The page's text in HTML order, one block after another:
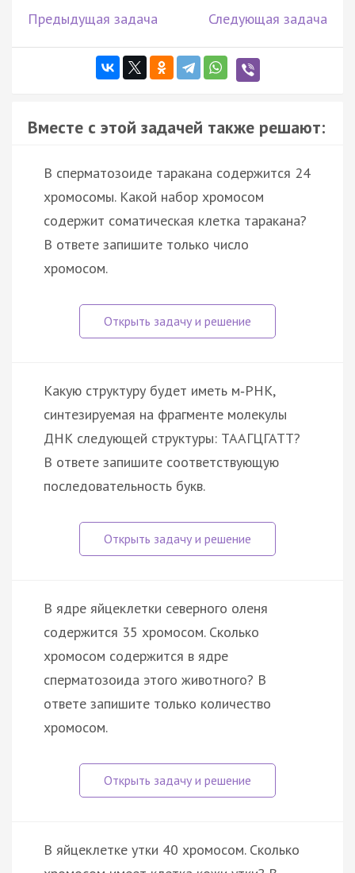
Предыдущая задача Следующая задача
Вместе с этой задачей также решают:
В сперматозоиде таракана содержится 24
хромосомы. Какой набор хромосом
содержит соматическая клетка таракана?
В ответе запишите только число
хромосом.
Какую структуру будет иметь м‑РНК,
синтезируемая на фрагменте молекулы
ДНК следующей структуры: ТААГЦГАТТ?
В ответе запишите соответствующую
последовательность букв.
В ядре яйцеклетки северного оленя
содержится 35 хромосом. Сколько
хромосом содержится в ядре
сперматозоида этого животного? В
ответе запишите только количество
хромосом.
В яйцеклетке утки 40 хромосом. Сколько